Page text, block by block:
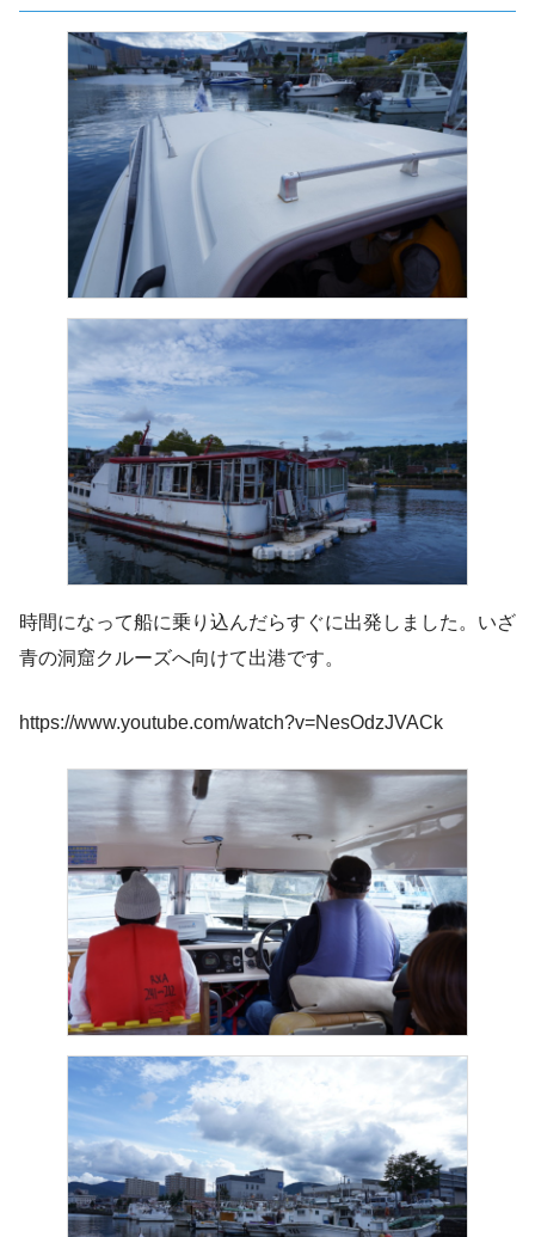
時間になって船に乗り込んだらすぐに出発しました。いざ
青の洞窟クルーズへ向けて出港です。
https://www.youtube.com/watch?v=NesOdzJVACk